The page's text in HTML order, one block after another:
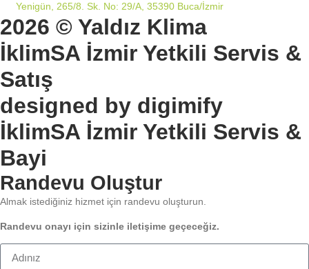
Yenigün, 265/8. Sk. No: 29/A, 35390 Buca/İzmir
2026 © Yaldız Klima
İklimSA İzmir Yetkili Servis &
Satış
designed by digimify
İklimSA İzmir Yetkili Servis &
Bayi
Randevu Oluştur
Almak istediğiniz hizmet için randevu oluşturun.
Randevu onayı için sizinle iletişime geçeceğiz.